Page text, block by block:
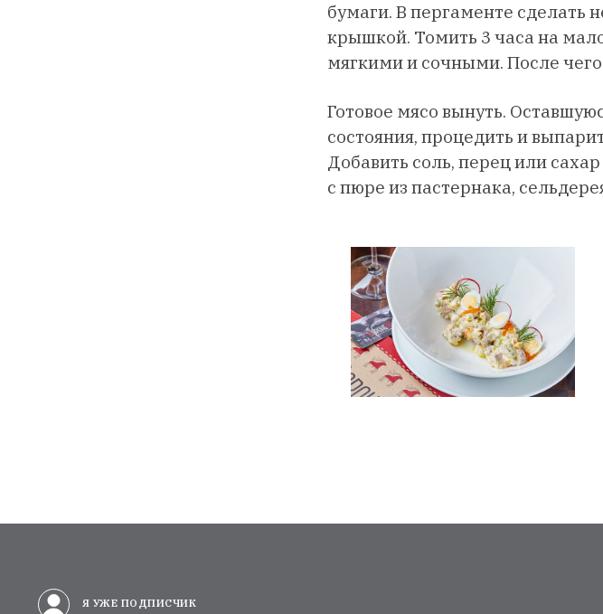
бумаги. В пергаменте сделать
крышкой. Томить 3 часа на
мягкими и сочными. После
Готовое мясо вынуть.
состояния, процедить и
Добавить соль, перец или
с пюре из пастернака,
Я УЖЕ ПОДПИСЧИК